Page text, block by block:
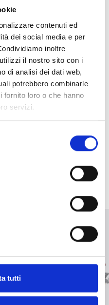
contenuti ed
dei social media e per
inoltre
il nostro sito con i
di analisi dei dati web,
potrebbero combinarle
fornito loro o che hanno
servizi.
tutti
para pruebas de humo
telescópica